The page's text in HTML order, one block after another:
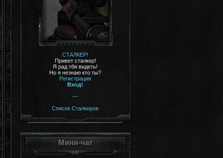
СТАЛКЕР!
Привет сталкер!
Я рад тбя видеть!
Но я незнаю кто ты?
Регистрация
Вход!
---
Список Сталкеров
Мини-чат